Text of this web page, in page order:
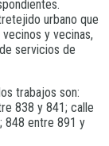
urbano que
y vecinas,
servicios de
trabajos son:
838 y 841; calle
848 entre 891 y